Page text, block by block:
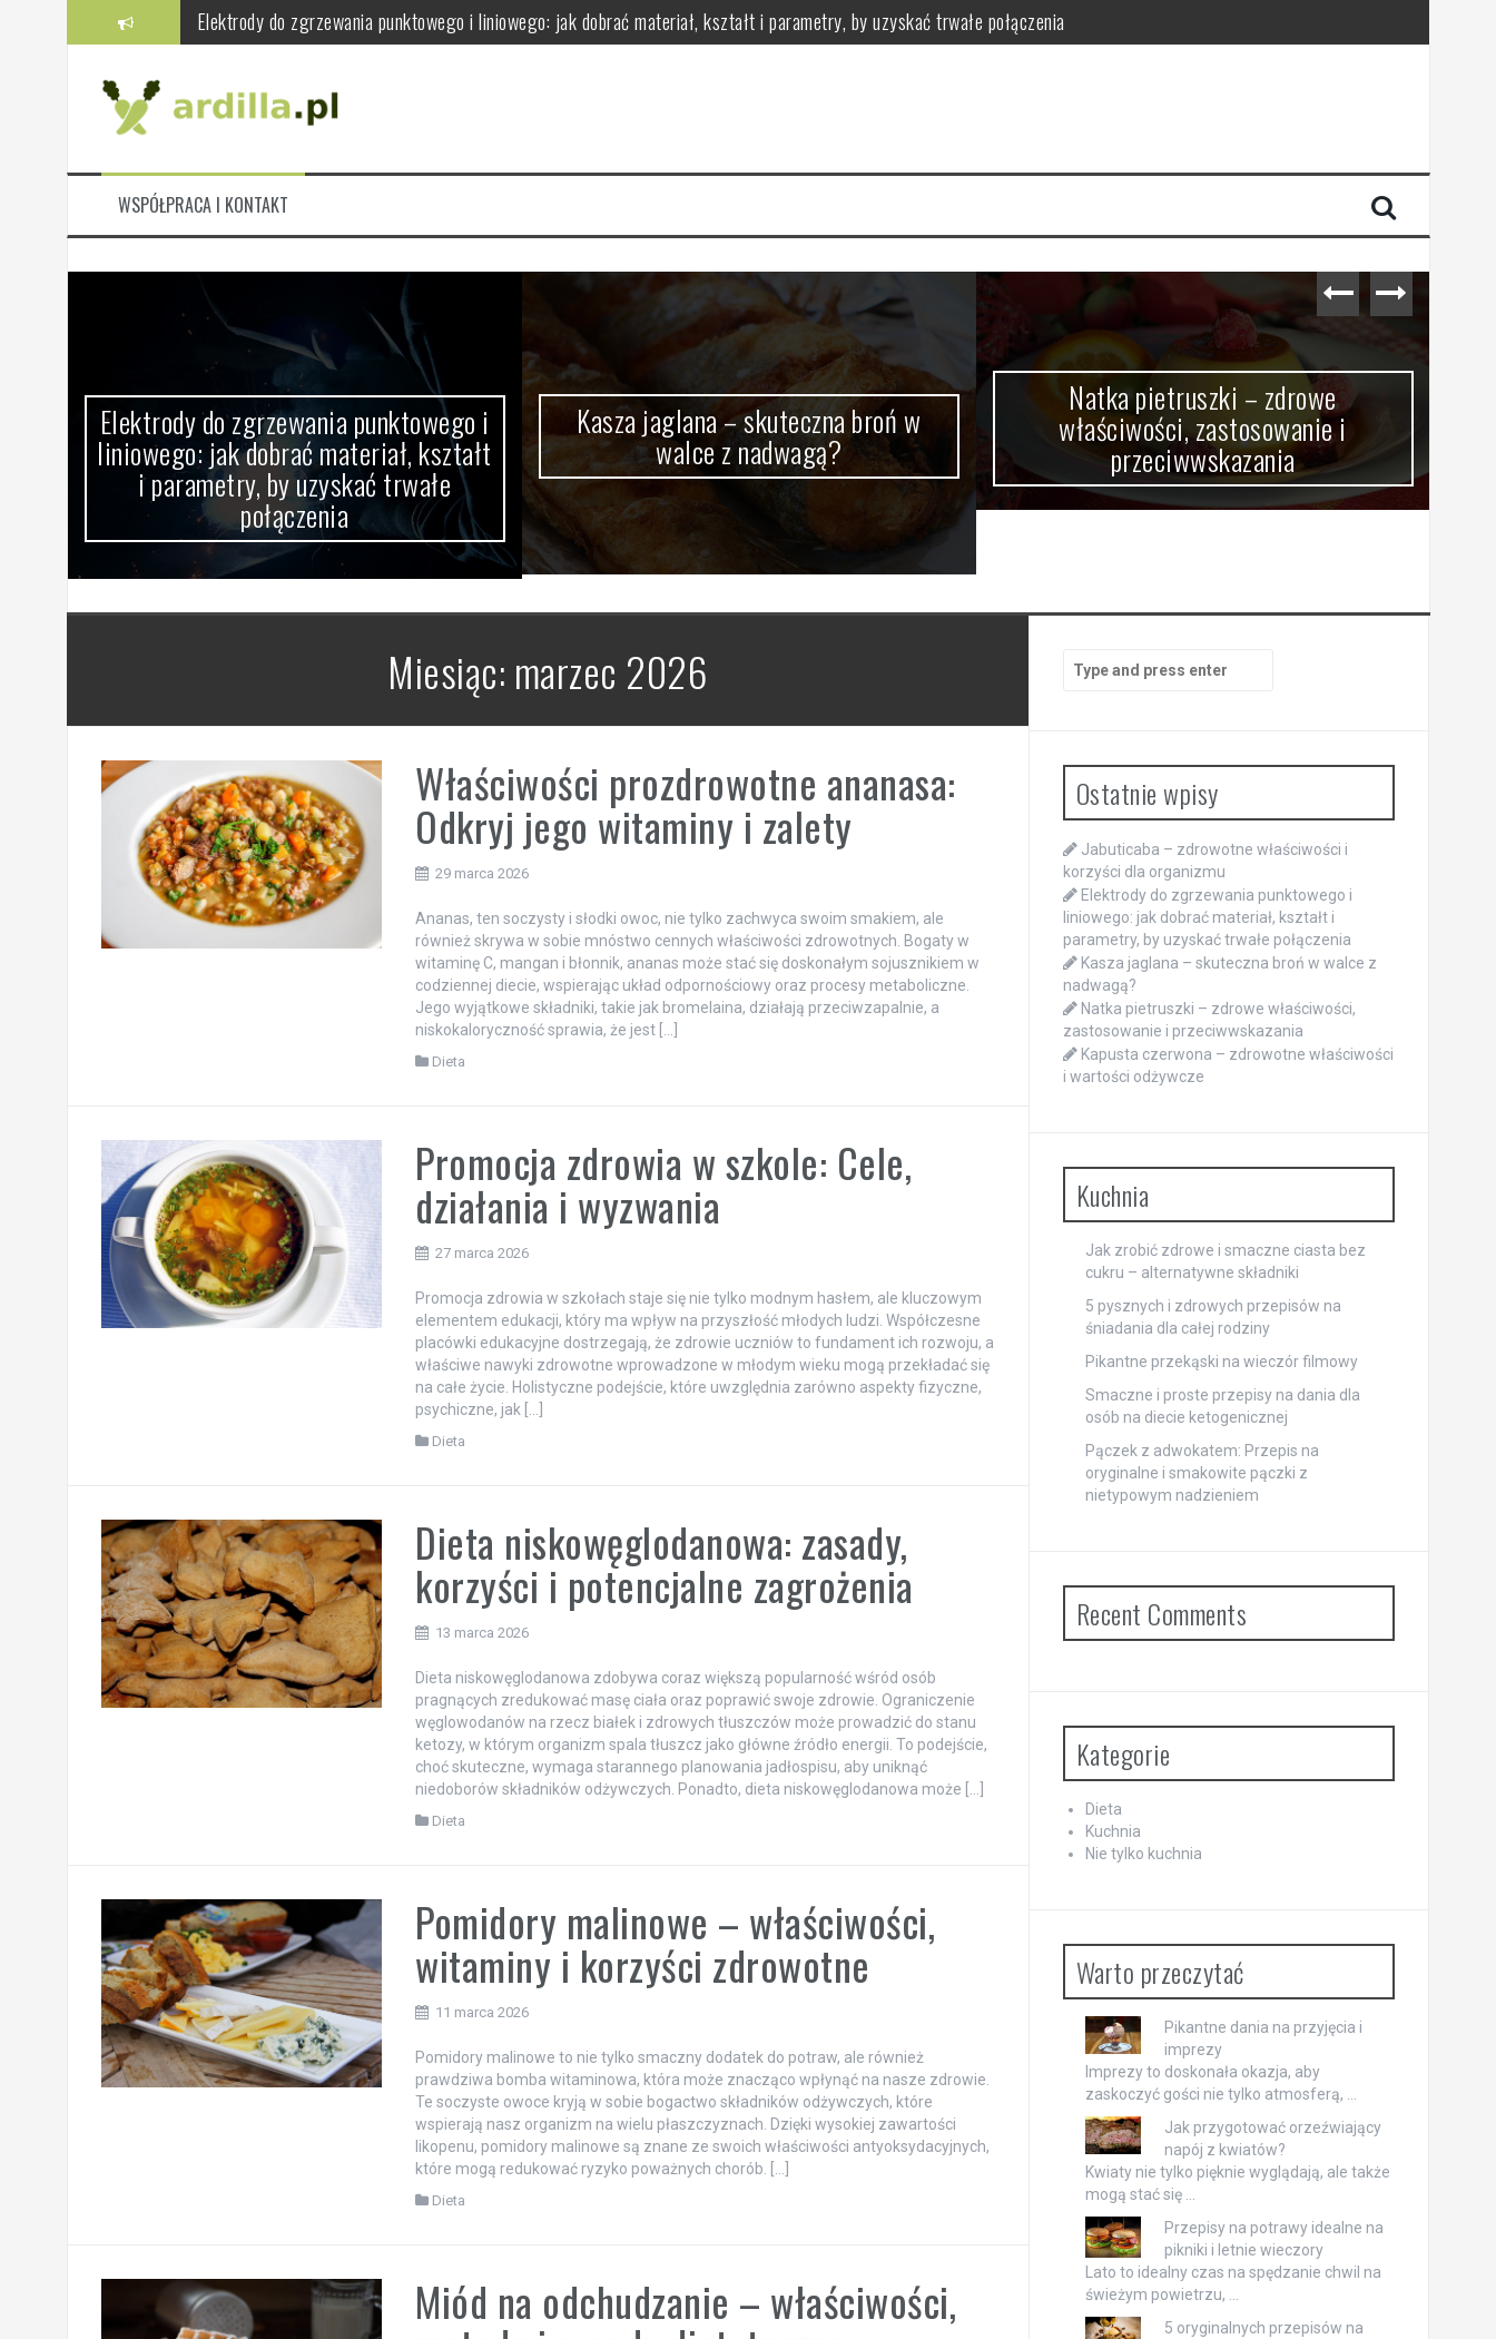
Elektrody do zgrzewania punktowego i liniowego: jak dobrać materiał, kształt i parametry, by uzyskać trwałe połączenia
Natka pietruszki – zdrowe właściwości, zastosowanie i przeciwwskazania
Ortodoncja: czym się zajmuje, jakie wady zgryzu leczy i jak wygląda leczenie aparatami
Jabuticaba – zdrowotne właściwości i korzyści dla organizmu
WSPÓŁPRACA I KONTAKT
Elektrody do zgrzewania punktowego i
liniowego: jak dobrać materiał, kształt
i parametry, by uzyskać trwałe
połączenia
Kasza jaglana – skuteczna broń w
walce z nadwagą?
Natka pietruszki – zdrowe
właściwości, zastosowanie i
przeciwwskazania
Miesiąc: marzec 2026
Właściwości prozdrowotne ananasa:
Odkryj jego witaminy i zalety
29 marca 2026
Ananas, ten soczysty i słodki owoc, nie tylko zachwyca swoim smakiem, ale
również skrywa w sobie mnóstwo cennych właściwości zdrowotnych. Bogaty w
witaminę C, mangan i błonnik, ananas może stać się doskonałym sojusznikiem w
codziennej diecie, wspierając układ odpornościowy oraz procesy metaboliczne.
Jego wyjątkowe składniki, takie jak bromelaina, działają przeciwzapalnie, a
niskokaloryczność sprawia, że jest […]
Dieta
Promocja zdrowia w szkole: Cele,
działania i wyzwania
27 marca 2026
Promocja zdrowia w szkołach staje się nie tylko modnym hasłem, ale kluczowym
elementem edukacji, który ma wpływ na przyszłość młodych ludzi. Współczesne
placówki edukacyjne dostrzegają, że zdrowie uczniów to fundament ich rozwoju, a
właściwe nawyki zdrowotne wprowadzone w młodym wieku mogą przekładać się
na całe życie. Holistyczne podejście, które uwzględnia zarówno aspekty fizyczne,
psychiczne, jak […]
Dieta
Dieta niskowęglodanowa: zasady,
korzyści i potencjalne zagrożenia
13 marca 2026
Dieta niskowęglodanowa zdobywa coraz większą popularność wśród osób
pragnących zredukować masę ciała oraz poprawić swoje zdrowie. Ograniczenie
węglowodanów na rzecz białek i zdrowych tłuszczów może prowadzić do stanu
ketozy, w którym organizm spala tłuszcz jako główne źródło energii. To podejście,
choć skuteczne, wymaga starannego planowania jadłospisu, aby uniknąć
niedoborów składników odżywczych. Ponadto, dieta niskowęglodanowa może […]
Dieta
Pomidory malinowe – właściwości,
witaminy i korzyści zdrowotne
11 marca 2026
Pomidory malinowe to nie tylko smaczny dodatek do potraw, ale również
prawdziwa bomba witaminowa, która może znacząco wpłynąć na nasze zdrowie.
Te soczyste owoce kryją w sobie bogactwo składników odżywczych, które
wspierają nasz organizm na wielu płaszczyznach. Dzięki wysokiej zawartości
likopenu, pomidory malinowe są znane ze swoich właściwości antyoksydacyjnych,
które mogą redukować ryzyko poważnych chorób. […]
Dieta
Miód na odchudzanie – właściwości,
Search
for:
Ostatnie wpisy
Jabuticaba – zdrowotne właściwości i
korzyści dla organizmu
Elektrody do zgrzewania punktowego i
liniowego: jak dobrać materiał, kształt i
parametry, by uzyskać trwałe połączenia
Kasza jaglana – skuteczna broń w walce z
nadwagą?
Natka pietruszki – zdrowe właściwości,
zastosowanie i przeciwwskazania
Kapusta czerwona – zdrowotne właściwości
i wartości odżywcze
Kuchnia
Jak zrobić zdrowe i smaczne ciasta bez
cukru – alternatywne składniki
5 pysznych i zdrowych przepisów na
śniadania dla całej rodziny
Pikantne przekąski na wieczór filmowy
Smaczne i proste przepisy na dania dla
osób na diecie ketogenicznej
Pączek z adwokatem: Przepis na
oryginalne i smakowite pączki z
nietypowym nadzieniem
Recent Comments
Kategorie
Dieta
Kuchnia
Nie tylko kuchnia
Warto przeczytać
Pikantne dania na przyjęcia i
imprezy
Imprezy to doskonała okazja, aby
zaskoczyć gości nie tylko atmosferą, …
Jak przygotować orzeźwiający
napój z kwiatów?
Kwiaty nie tylko pięknie wyglądają, ale także
mogą stać się …
Przepisy na potrawy idealne na
pikniki i letnie wieczory
Lato to idealny czas na spędzanie chwil na
świeżym powietrzu, …
5 oryginalnych przepisów na